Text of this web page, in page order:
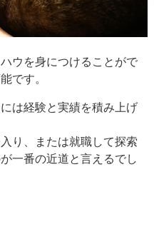
ウを身につけることがで
です。
は経験と実績を積み上げ
り、または就職して探索
一番の近道と言えるでし